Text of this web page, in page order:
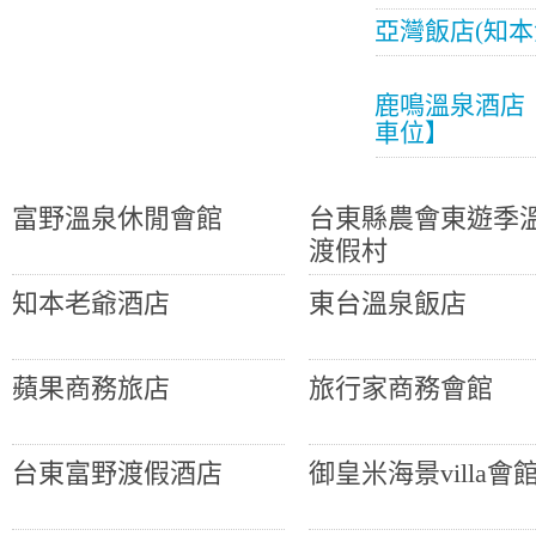
亞灣飯店(知
鹿鳴溫泉酒店
車位】
富野溫泉休閒會館
台東縣農會東遊季
渡假村
知本老爺酒店
東台溫泉飯店
蘋果商務旅店 旅行家商務會館
台東富野渡假酒店 御皇米海景villa會